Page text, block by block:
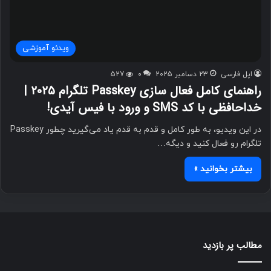
ویدئو آموزشی
اپل فارسی 23 دسامبر 2025 0
527
راهنمای کامل فعال سازی Passkey تلگرام ۲۰۲۵ |
خداحافظی با کد SMS و ورود با فیس آیدی!
در این ویدیو، به طور کامل و قدم به قدم یاد می‌گیرید چطور Passkey
تلگرام رو فعال کنید و دیگه…
بیشتر بخوانید »
مطالب پر بازدید